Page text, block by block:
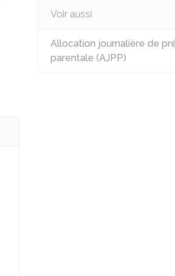
Voir aussi
Allocation journalière de
parentale (AJPP)